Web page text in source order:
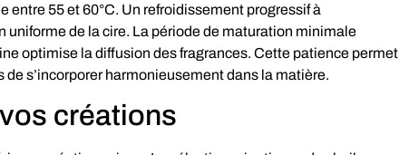
55 et 60°C. Un refroidissement progressif à
de la cire. La période de maturation minimale
optimise la diffusion des fragrances. Cette patience permet
s’incorporer harmonieusement dans la matière.
créations